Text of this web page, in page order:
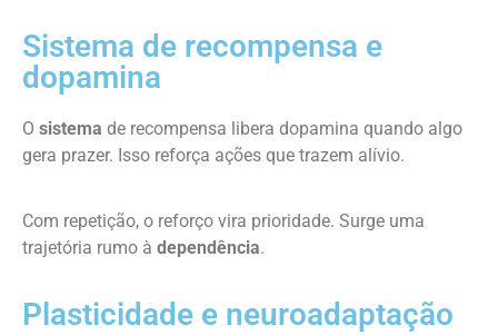
Sistema de recompensa e
dopamina
O sistema de recompensa libera dopamina quando algo
gera prazer. Isso reforça ações que trazem alívio.
Com repetição, o reforço vira prioridade. Surge uma
trajetória rumo à dependência.
Plasticidade e neuroadaptação